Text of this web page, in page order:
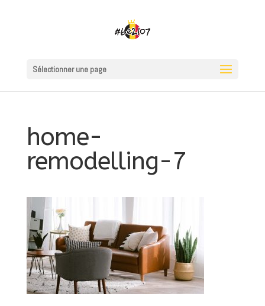
Sélectionner une page
home-
remodelling-7